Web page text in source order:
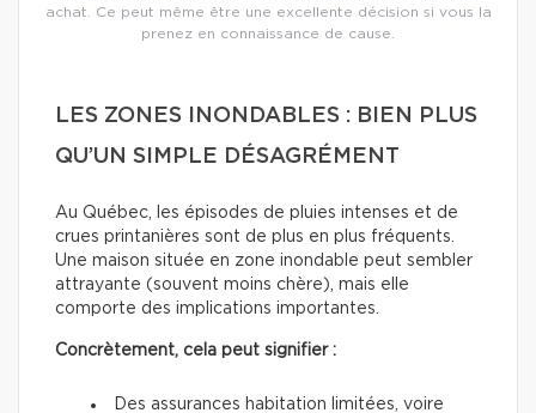
achat. Ce peut même être une excellente décision si vous la
prenez en connaissance de cause.
LES ZONES INONDABLES : BIEN PLUS
QU’UN SIMPLE DÉSAGRÉMENT
Au Québec, les épisodes de pluies intenses et de
crues printanières sont de plus en plus fréquents.
Une maison située en zone inondable peut sembler
attrayante (souvent moins chère), mais elle
comporte des implications importantes.
Concrètement, cela peut signifier :
Des assurances habitation limitées, voire